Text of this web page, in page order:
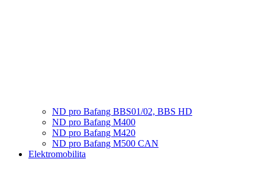
ND pro Bafang BBS01/02, BBS HD
ND pro Bafang M400
ND pro Bafang M420
ND pro Bafang M500 CAN
Elektromobilita